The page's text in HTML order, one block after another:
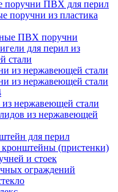
поручни ПВХ для перил
поручни из пластика
ПВХ поручни
для перил из
стали
из нержавеющей стали
из нержавеющей стали
из нержавеющей стали
из нержавеющей
для перил
(пристенки)
и стоек
ограждений